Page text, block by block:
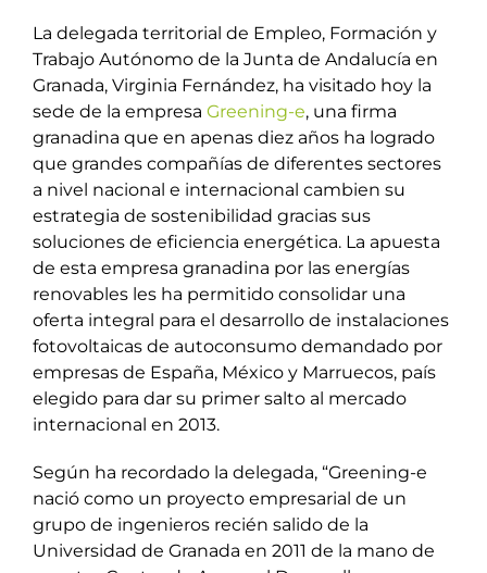
La delegada territorial de Empleo, Formación y
Trabajo Autónomo de la Junta de Andalucía en
Granada, Virginia Fernández, ha visitado hoy la
sede de la empresa Greening-e, una firma
granadina que en apenas diez años ha logrado
que grandes compañías de diferentes sectores
a nivel nacional e internacional cambien su
estrategia de sostenibilidad gracias sus
soluciones de eficiencia energética. La apuesta
de esta empresa granadina por las energías
renovables les ha permitido consolidar una
oferta integral para el desarrollo de instalaciones
fotovoltaicas de autoconsumo demandado por
empresas de España, México y Marruecos, país
elegido para dar su primer salto al mercado
internacional en 2013.
Según ha recordado la delegada, “Greening-e
nació como un proyecto empresarial de un
grupo de ingenieros recién salido de la
Universidad de Granada en 2011 de la mano de